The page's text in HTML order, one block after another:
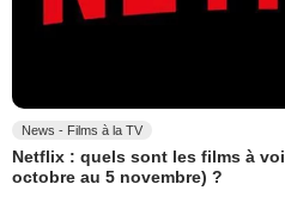
News - Films à la TV
Netflix : quels sont les films à
octobre au 5 novembre) ?